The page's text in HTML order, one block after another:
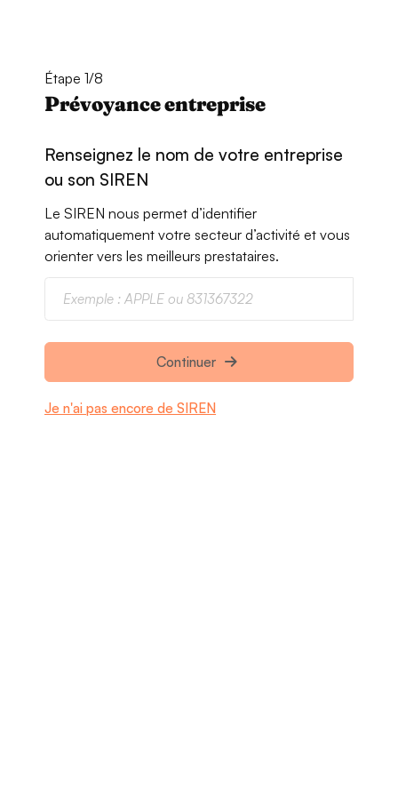
Étape 1/8
Prévoyance entreprise
Renseignez le nom de votre entreprise
ou son SIREN
Le SIREN nous permet d’identifier
automatiquement votre secteur d’activité et vous
orienter vers les meilleurs prestataires.
Continuer
Je n'ai pas encore de SIREN